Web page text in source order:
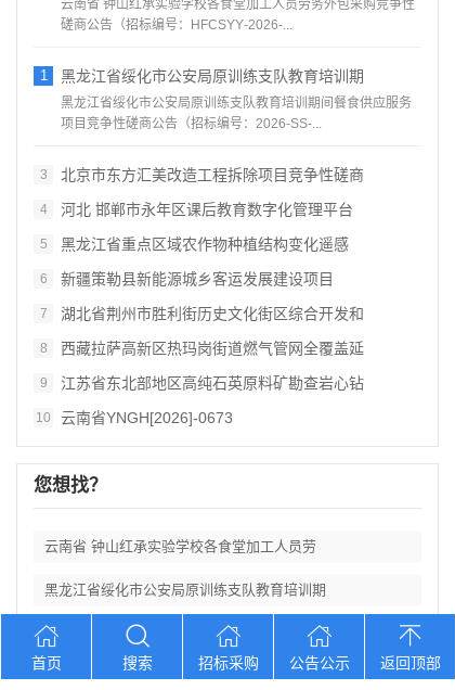
云南省 钟山红承实验学校各食堂加工人员劳务外包采购竞争性
磋商公告（招标编号：HFCSYY‑2026‑...
1 黑龙江省绥化市公安局原训练支队教育培训期
黑龙江省绥化市公安局原训练支队教育培训期间餐食供应服务
项目竞争性磋商公告（招标编号：2026‑SS‑...
3 北京市东方汇美改造工程拆除项目竞争性磋商
4 河北 邯郸市永年区课后教育数字化管理平台
5 黑龙江省重点区域农作物种植结构变化遥感
6 新疆策勒县新能源城乡客运发展建设项目
7 湖北省荆州市胜利街历史文化街区综合开发和
8 西藏拉萨高新区热玛岗街道燃气管网全覆盖延
9 江苏省东北部地区高纯石英原料矿勘查岩心钻
10 云南省YNGH[2026]-0673
您想找？
云南省 钟山红承实验学校各食堂加工人员劳
黑龙江省绥化市公安局原训练支队教育培训期
北京市东方汇美改造工程拆除项目竞争性磋商
河北 邯郸市永年区课后教育数字化管理平台
首页 搜索 招标采购 公告公示 返回顶部